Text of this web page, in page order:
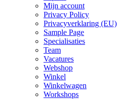
Mijn account
Privacy Policy
Privacyverklaring (EU)
Sample Page
Specialisaties
Team
Vacatures
Webshop
Winkel
Winkelwagen
Workshops